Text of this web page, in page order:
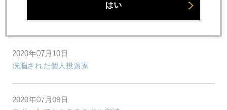
コロナ治療薬、相場を動かす
2020年07月10日
洗脳された個人投資家
2020年07月09日
はい